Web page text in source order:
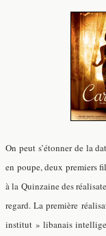
On peut s’étonner de la
en poupe, deux premiers
à la Quinzaine des
regard. La première
institut » libanais